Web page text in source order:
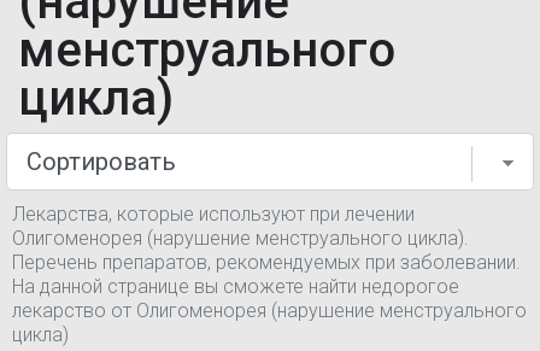
менструального
цикла)
Лекарства, которые используют при лечении
Олигоменорея (нарушение менструального цикла).
Перечень препаратов, рекомендуемых при заболевании.
На данной странице вы сможете найти недорогое
лекарство от Олигоменорея (нарушение менструального
цикла)